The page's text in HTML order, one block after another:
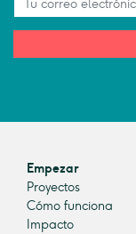
Empezar
Proyectos
Cómo funciona
Impacto